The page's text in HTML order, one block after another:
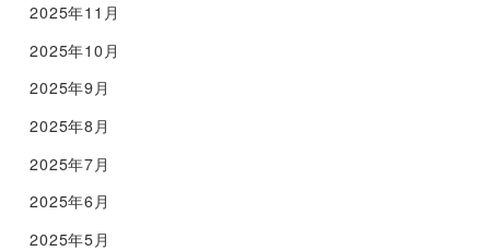
2025年11月
2025年10月
2025年9月
2025年8月
2025年7月
2025年6月
2025年5月